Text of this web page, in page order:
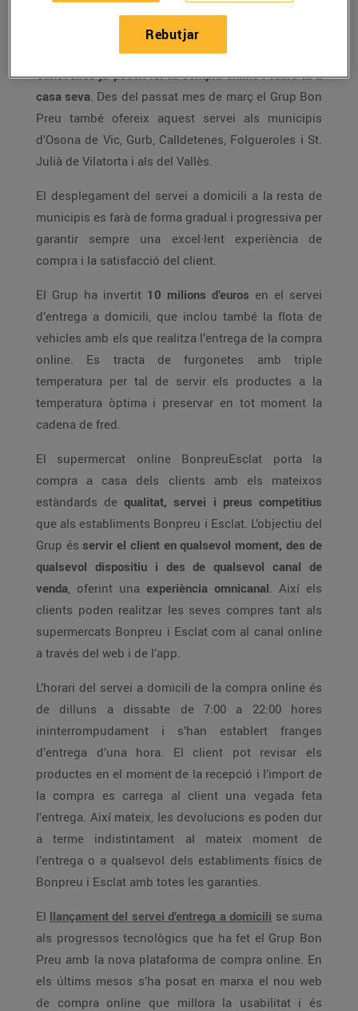
visió de cobrir la majoria del territori català,
clients de Granollers, Les Franqueses del Vallès i
Canovelles ja poden fer la compra online i rebre-la a
casa seva. Des del passat mes de març el Grup Bon
Preu també ofereix aquest servei als municipis
d’Osona de Vic, Gurb, Calldetenes, Folgueroles i St.
Julià de Vilatorta i als del Vallès.
El desplegament del servei a domicili a la resta de
municipis es farà de forma gradual i progressiva per
garantir sempre una excel·lent experiència de
compra i la satisfacció del client.
El Grup ha invertit 10 milions d’euros en el servei
d’entrega a domicili, que inclou també la flota de
vehicles amb els que realitza l’entrega de la compra
online. Es tracta de furgonetes amb triple
temperatura per tal de servir els productes a la
temperatura òptima i preservar en tot moment la
cadena de fred.
El supermercat online BonpreuEsclat porta la
compra a casa dels clients amb els mateixos
estàndards de qualitat, servei i preus competitius
que als establiments Bonpreu i Esclat. L’objectiu del
Grup és servir el client en qualsevol moment, des de
qualsevol dispositiu i des de qualsevol canal de
venda, oferint una experiència omnicanal. Així els
clients poden realitzar les seves compres tant als
supermercats Bonpreu i Esclat com al canal online
a través del web i de l’app.
L’horari del servei a domicili de la compra online és
de dilluns a dissabte de 7:00 a 22:00 hores
ininterrompudament i s’han establert franges
d’entrega d’una hora. El client pot revisar els
productes en el moment de la recepció i l’import de
la compra es carrega al client una vegada feta
l’entrega. Així mateix, les devolucions es poden dur
a terme indistintament al mateix moment de
l’entrega o a qualsevol dels establiments físics de
Bonpreu i Esclat amb totes les garanties.
El llançament del servei d’entrega a domicili se suma
als progressos tecnològics que ha fet el Grup Bon
Preu amb la nova plataforma de compra online. En
els últims mesos s’ha posat en marxa el nou web
de compra online que millora la usabilitat i és
Rebutjar